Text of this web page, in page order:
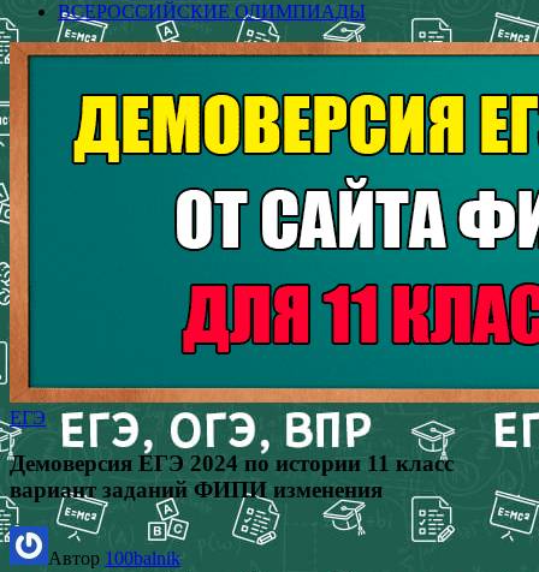
ВСЕРОССИЙСКИЕ ОЛИМПИАДЫ
ЕГЭ
Демоверсия ЕГЭ 2024 по истории 11 класс
вариант заданий ФИПИ изменения
Автор 100balnik